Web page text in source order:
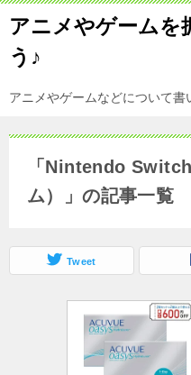
アニメやゲームを
う♪
アニメやゲームなどについて書
「Nintendo
ム）」の記事一覧
Tweet